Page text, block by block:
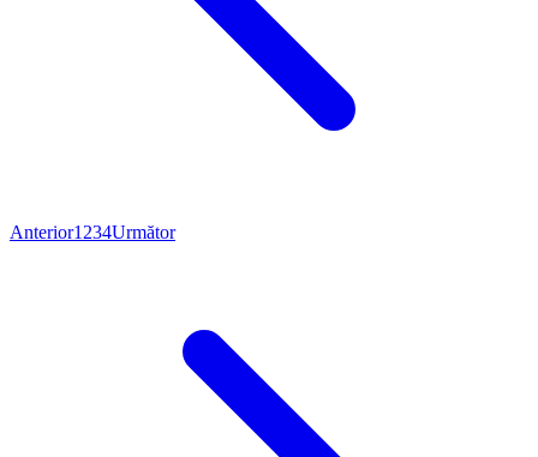
Anterior1 234Următor